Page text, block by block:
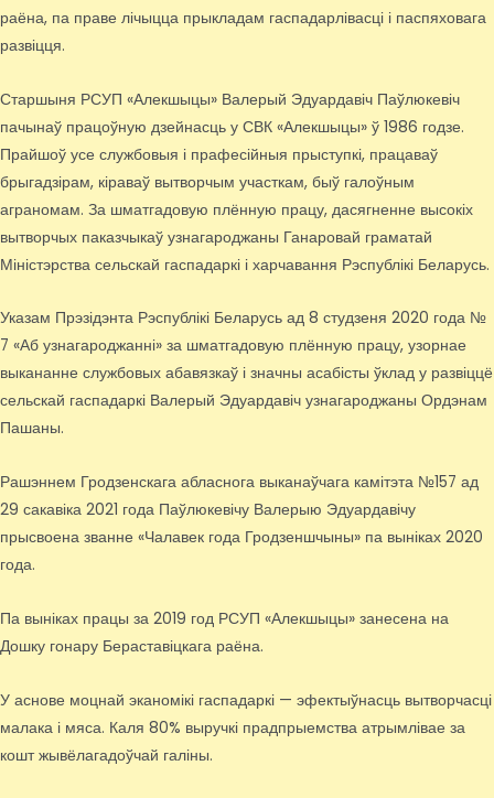
раёна, па праве лічыцца прыкладам гаспадарлівасці і паспяховага
развіцця.
Старшыня РСУП «Алекшыцы» Валерый Эдуардавіч Паўлюкевіч
пачынаў працоўную дзейнасць у СВК «Алекшыцы» ў 1986 годзе.
Прайшоў усе службовыя і прафесійныя прыступкі, працаваў
брыгадзірам, кіраваў вытворчым участкам, быў галоўным
аграномам. За шматгадовую плённую працу, дасягненне высокіх
вытворчых паказчыкаў узнагароджаны Ганаровай граматай
Міністэрства сельскай гаспадаркі і харчавання Рэспублікі Беларусь.
Указам Прэзідэнта Рэспублікі Беларусь ад 8 студзеня 2020 года №
7 «Аб узнагароджанні» за шматгадовую плённую працу, узорнае
выкананне службовых абавязкаў і значны асабісты ўклад у развіццё
сельскай гаспадаркі Валерый Эдуардавіч узнагароджаны Ордэнам
Пашаны.
Рашэннем Гродзенскага абласнога выканаўчага камітэта №157 ад
29 сакавіка 2021 года Паўлюкевічу Валерыю Эдуардавічу
прысвоена званне «Чалавек года Гродзеншчыны» па выніках 2020
года.
Па выніках працы за 2019 год РСУП «Алекшыцы» занесена на
Дошку гонару Бераставіцкага раёна.
У аснове моцнай эканомікі гаспадаркі — эфектыўнасць вытворчасці
малака і мяса. Каля 80% выручкі прадпрыемства атрымлівае за
кошт жывёлагадоўчай галіны.